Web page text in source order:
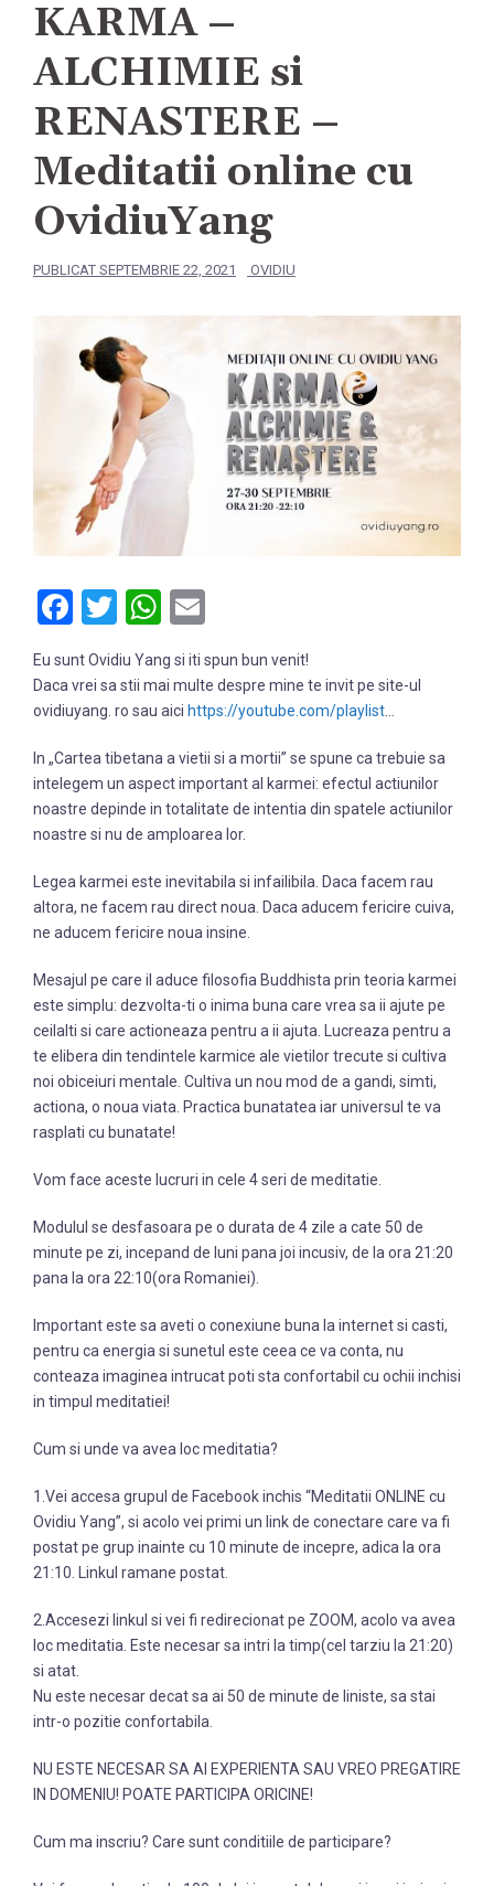
KARMA –
ALCHIMIE si
RENASTERE –
Meditatii online cu
OvidiuYang
PUBLICAT SEPTEMBRIE 22, 2021 OVIDIU
Facebook
TwitterWhatsApp
Eu sunt Ovidiu Yang si iti spun bun venit!
Daca vrei sa stii mai multe despre mine te invit pe site-ul
ovidiuyang. ro sau aici https://youtube.com/playlist…
In „Cartea tibetana a vietii si a mortii” se spune ca trebuie sa
intelegem un aspect important al karmei: efectul actiunilor
noastre depinde in totalitate de intentia din spatele actiunilor
noastre si nu de amploarea lor.
Legea karmei este inevitabila si infailibila. Daca facem rau
altora, ne facem rau direct noua. Daca aducem fericire cuiva,
ne aducem fericire noua insine.
Mesajul pe care il aduce filosofia Buddhista prin teoria karmei
este simplu: dezvolta-ti o inima buna care vrea sa ii ajute pe
ceilalti si care actioneaza pentru a ii ajuta. Lucreaza pentru a
te elibera din tendintele karmice ale vietilor trecute si cultiva
noi obiceiuri mentale. Cultiva un nou mod de a gandi, simti,
actiona, o noua viata. Practica bunatatea iar universul te va
rasplati cu bunatate!
Vom face aceste lucruri in cele 4 seri de meditatie.
Modulul se desfasoara pe o durata de 4 zile a cate 50 de
minute pe zi, incepand de luni pana joi incusiv, de la ora 21:20
pana la ora 22:10(ora Romaniei).
Important este sa aveti o conexiune buna la internet si casti,
pentru ca energia si sunetul este ceea ce va conta, nu
conteaza imaginea intrucat poti sta confortabil cu ochii inchisi
in timpul meditatiei!
Cum si unde va avea loc meditatia?
1.Vei accesa grupul de Facebook inchis “Meditatii ONLINE cu
Ovidiu Yang”, si acolo vei primi un link de conectare care va fi
postat pe grup inainte cu 10 minute de incepre, adica la ora
21:10. Linkul ramane postat.
2.Accesezi linkul si vei fi redirecionat pe ZOOM, acolo va avea
loc meditatia. Este necesar sa intri la timp(cel tarziu la 21:20)
si atat.
Nu este necesar decat sa ai 50 de minute de liniste, sa stai
intr-o pozitie confortabila.
NU ESTE NECESAR SA AI EXPERIENTA SAU VREO PREGATIRE
IN DOMENIU! POATE PARTICIPA ORICINE!
Cum ma inscriu? Care sunt conditiile de participare?